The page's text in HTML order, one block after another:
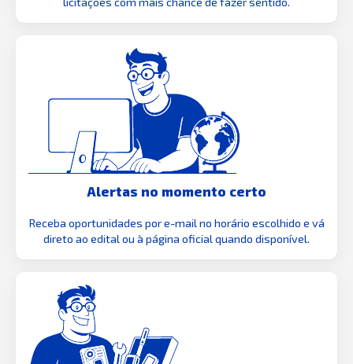
Alertas no momento certo
Receba oportunidades por e-mail no horário escolhido e vá
direto ao edital ou à página oficial quando disponível.